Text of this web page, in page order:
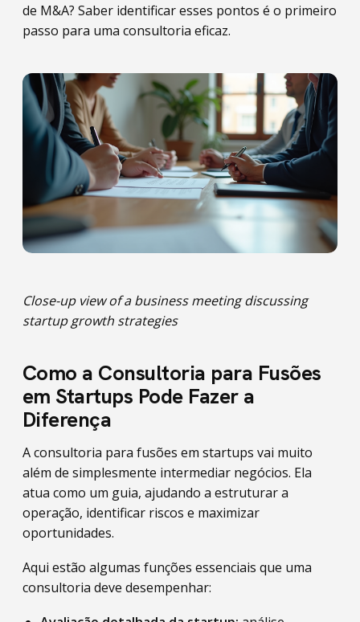
de M&A? Saber identificar esses pontos é o primeiro
passo para uma consultoria eficaz.
Close-up view of a business meeting discussing
startup growth strategies
Como a Consultoria para Fusões
em Startups Pode Fazer a
Diferença
A consultoria para fusões em startups vai muito
além de simplesmente intermediar negócios. Ela
atua como um guia, ajudando a estruturar a
operação, identificar riscos e maximizar
oportunidades.
Aqui estão algumas funções essenciais que uma
consultoria deve desempenhar: